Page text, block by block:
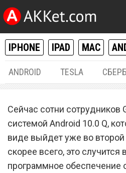
IPHONE IPAD MAC
ANDROID TESLA
Google
полезную
10.0 Q для
Сейчас сотни сотрудников
системой Android 10.0 Q,
виде выйдет уже во
скорее всего, это
программное обеспечение